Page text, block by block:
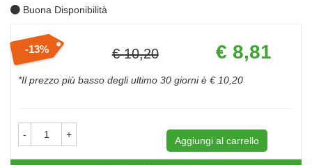
Buona Disponibilità
Sconto
del
13% € 10,20
Prezzo
scontato
€ 8,81
*Il prezzo più basso degli ultimo 30 giorni è € 10,20
- +
Aggiungi al carrello